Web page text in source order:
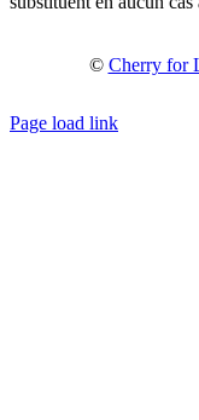
© Cherry for
Page load link